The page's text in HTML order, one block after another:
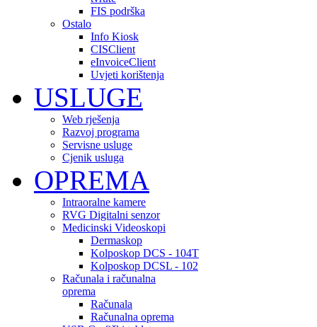
FIS podrška
Ostalo
Info Kiosk
CISClient
eInvoiceClient
Uvjeti korištenja
USLUGE
Web rješenja
Razvoj programa
Servisne usluge
Cjenik usluga
OPREMA
Intraoralne kamere
RVG Digitalni senzor
Medicinski Videoskopi
Dermaskop
Kolposkop DCS - 104T
Kolposkop DCSL - 102
Računala i računalna
oprema
Računala
Računalna oprema